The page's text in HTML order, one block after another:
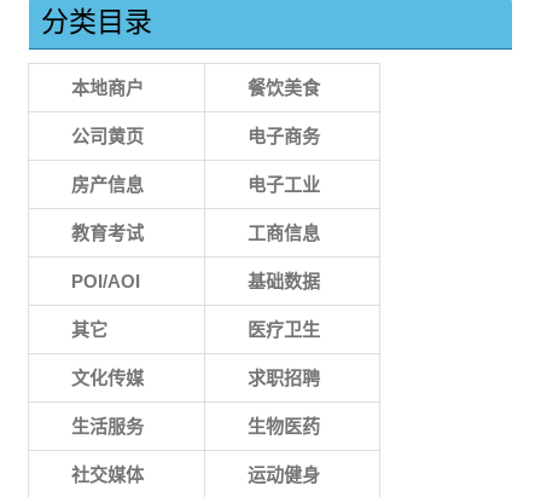
分类目录
本地商户 餐饮美食
公司黄页 电子商务
房产信息 电子工业
教育考试 工商信息
POI/AOI 基础数据
其它 医疗卫生
文化传媒 求职招聘
生活服务 生物医药
社交媒体 运动健身